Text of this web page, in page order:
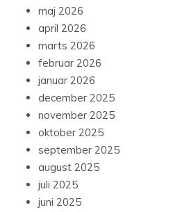
maj 2026
april 2026
marts 2026
februar 2026
januar 2026
december 2025
november 2025
oktober 2025
september 2025
august 2025
juli 2025
juni 2025